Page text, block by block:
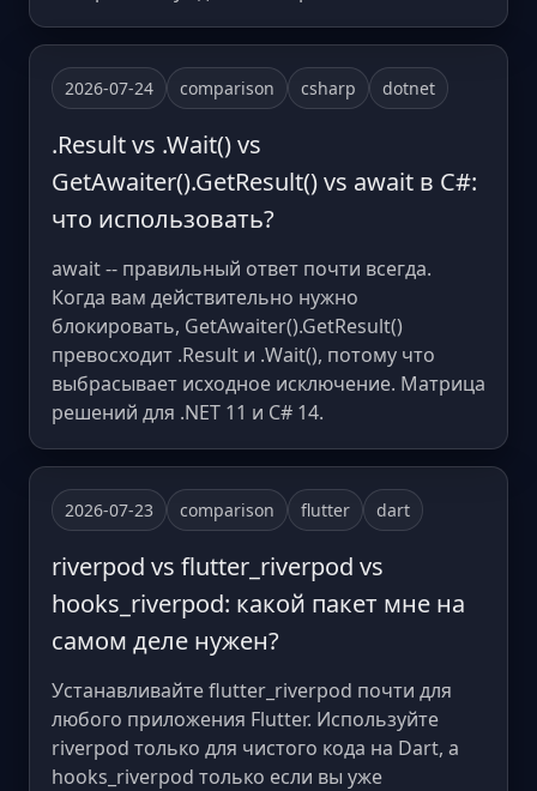
2026-07-24 comparison csharp dotnet
.Result vs .Wait() vs
GetAwaiter().GetResult() vs await в C#:
что использовать?
await -- правильный ответ почти всегда.
Когда вам действительно нужно
блокировать, GetAwaiter().GetResult()
превосходит .Result и .Wait(), потому что
выбрасывает исходное исключение. Матрица
решений для .NET 11 и C# 14.
2026-07-23 comparison flutter dart
riverpod vs flutter_riverpod vs
hooks_riverpod: какой пакет мне на
самом деле нужен?
Устанавливайте flutter_riverpod почти для
любого приложения Flutter. Используйте
riverpod только для чистого кода на Dart, а
hooks_riverpod только если вы уже